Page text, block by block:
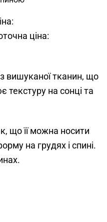
ціна:
вишуканої тканин, що
текстуру на сонці та
що її можна носити
на грудях і спині.